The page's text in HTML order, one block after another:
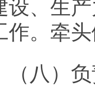
设、生
作。牵
（八）